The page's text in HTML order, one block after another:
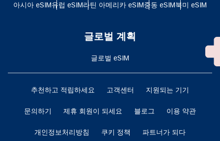
아시아 eSIM유럽 ​​eSIM라틴 아메리카 eSIM중동 eSIM북미 eSIM
글로벌 계획
글로벌 eSIM
추천하고 적립하세요 고객센터 지원되는 기기
문의하기 제휴 회원이 되세요 블로그 이용 약관
개인정보처리방침 쿠키 정책 파트너가 되다